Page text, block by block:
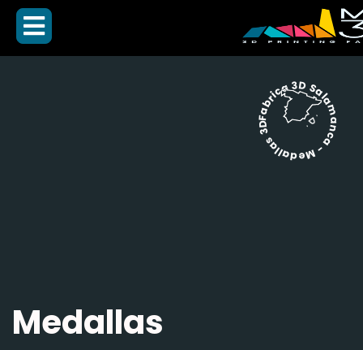
Fabrica 3D Salamanca - Medallas 3D -
Medallas